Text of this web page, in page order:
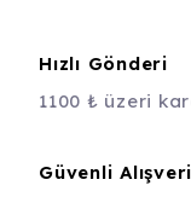
Hızlı Gönderi
1100 ₺ üzeri
Güvenli